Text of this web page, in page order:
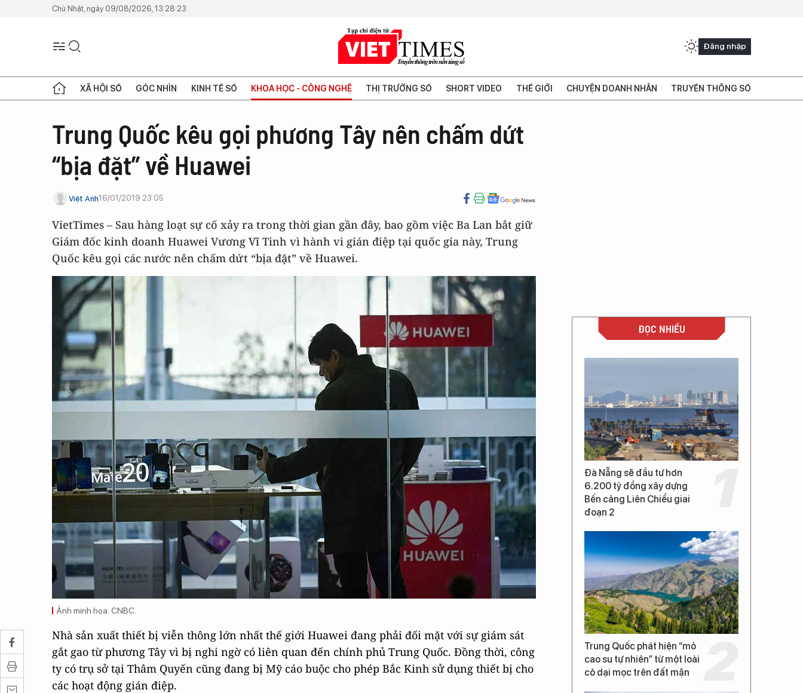
Chủ Nhật, ngày 09/08/2026, 13:28:23
Đăng nhập
XÃ HỘI SỐ GÓC NHÌN KINH TẾ SỐ KHOA HỌC - CÔNG NGHỆ THỊ TRƯỜNG SỐ SHORT VIDEO THẾ GIỚI CHUYỆN DOANH NHÂN TRUYỀN THÔNG SỐ
Trung Quốc kêu gọi phương Tây nên chấm dứt
“bịa đặt” về Huawei
Việt Anh16/01/2019 23:05
VietTimes – Sau hàng loạt sự cố xảy ra trong thời gian gần đây, bao gồm việc Ba Lan bắt giữ
Giám đốc kinh doanh Huawei Vương Vĩ Tinh vì hành vi gián điệp tại quốc gia này, Trung
Quốc kêu gọi các nước nên chấm dứt “bịa đặt” về Huawei.
Ảnh minh họa: CNBC.
Nhà sản xuất thiết bị viễn thông lớn nhất thế giới Huawei đang phải đối mặt với sự giám sát
gắt gao từ phương Tây vì bị nghi ngờ có liên quan đến chính phủ Trung Quốc. Đồng thời, công
ty có trụ sở tại Thâm Quyến cũng đang bị Mỹ cáo buộc cho phép Bắc Kinh sử dụng thiết bị cho
các hoạt động gián điệp.
ĐỌC NHIỀU
Đà Nẵng sẽ đầu tư hơn
6.200 tỷ đồng xây dựng
Bến cảng Liên Chiểu giai
đoạn 2
Trung Quốc phát hiện “mỏ
cao su tự nhiên” từ một loài
cỏ dại mọc trên đất mặn